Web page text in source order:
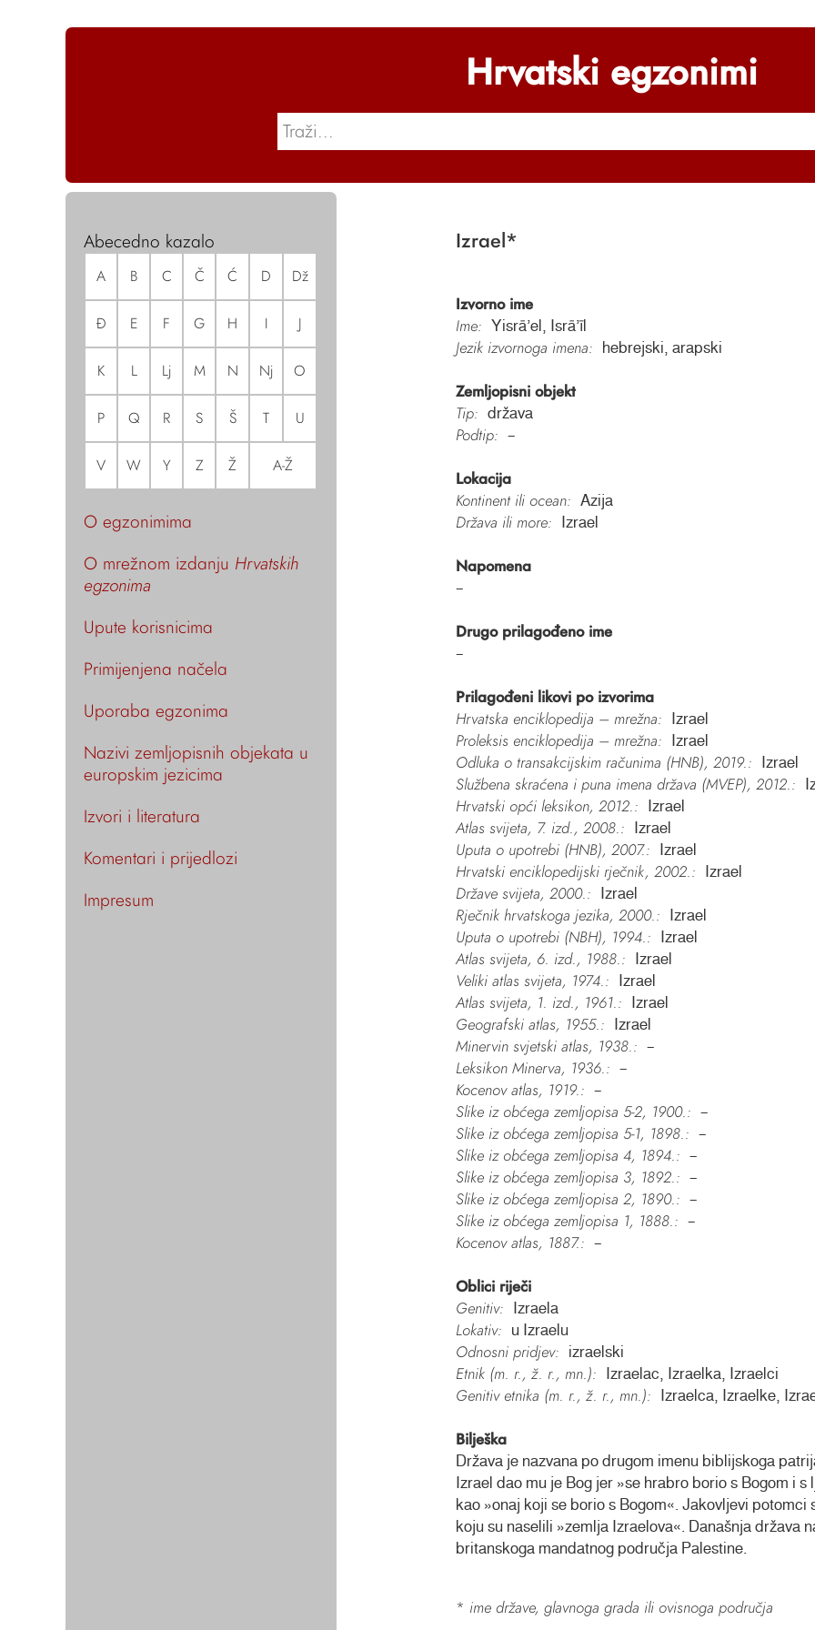
Hrvatski egzonimi
Abecedno kazalo
A B C Č Ć D Dž
Đ E F G H I J
K L Lj M N Nj O
P Q R S Š T U
V W Y Z Ž A-Ž
O egzonimima
O mrežnom izdanju Hrvatskih
egzonima
Upute korisnicima
Primijenjena načela
Uporaba egzonima
Nazivi zemljopisnih objekata u
europskim jezicima
Izvori i literatura
Komentari i prijedlozi
Impresum
Izrael*
Izvorno ime
Ime:
Yisrāʼel, Isrāʼīl
Jezik izvornoga imena: hebrejski, arapski
Zemljopisni objekt
Tip:
država
Podtip: –
Lokacija
Kontinent ili ocean:
Azija
Država ili more: Izrael
Napomena
–
Drugo prilagođeno ime
–
Prilagođeni likovi po izvorima
Hrvatska enciklopedija – mrežna:
Izrael
Proleksis enciklopedija – mrežna: Izrael
Odluka o transakcijskim računima (HNB), 2019.: Izrael
Službena skraćena i puna imena država (MVEP), 2012.:
Hrvatski opći leksikon, 2012.: Izrael
Atlas svijeta, 7. izd., 2008.: Izrael
Uputa o upotrebi (HNB), 2007.: Izrael
Hrvatski enciklopedijski rječnik, 2002.: Izrael
Države svijeta, 2000.: Izrael
Rječnik hrvatskoga jezika, 2000.: Izrael
Uputa o upotrebi (NBH), 1994.: Izrael
Atlas svijeta, 6. izd., 1988.: Izrael
Veliki atlas svijeta, 1974.: Izrael
Atlas svijeta, 1. izd., 1961.: Izrael
Geografski atlas, 1955.: Izrael
Minervin svjetski atlas, 1938.: –
Leksikon Minerva, 1936.: –
Kocenov atlas, 1919.: –
Slike iz obćega zemljopisa 5-2, 1900.: –
Slike iz obćega zemljopisa 5-1, 1898.: –
Slike iz obćega zemljopisa 4, 1894.: –
Slike iz obćega zemljopisa 3, 1892.: –
Slike iz obćega zemljopisa 2, 1890.: –
Slike iz obćega zemljopisa 1, 1888.: –
Kocenov atlas, 1887.: –
Oblici riječi
Genitiv:
Izraela
Lokativ: u Izraelu
Odnosni pridjev: izraelski
Etnik (m. r., ž. r., mn.): Izraelac, Izraelka, Izraelci
Genitiv etnika (m. r., ž. r., mn.): Izraelca, Izraelke,
Bilješka
Država je nazvana po drugom imenu biblijskoga
Izrael dao mu je Bog jer »se hrabro borio s Bogom i
kao »onaj koji se borio s Bogom«. Jakovljevi
koju su naselili »zemlja Izraelova«. Današnja država
britanskoga mandatnog područja Palestine.
* ime države, glavnoga grada ili ovisnoga područja